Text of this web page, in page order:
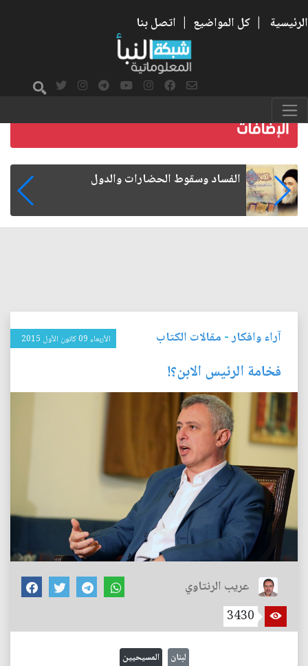
الرئيسية | كل المواضيع | اتصل بنا
رواتب الموظفين على صفيح ساخن
آراء وافكار- مقالات الكتاب الأربعاء 09 كانون الأول 2015
فخامة الرئيس الابن؟!
عريب الرنتاوي
3430
لبنان المسيحيين